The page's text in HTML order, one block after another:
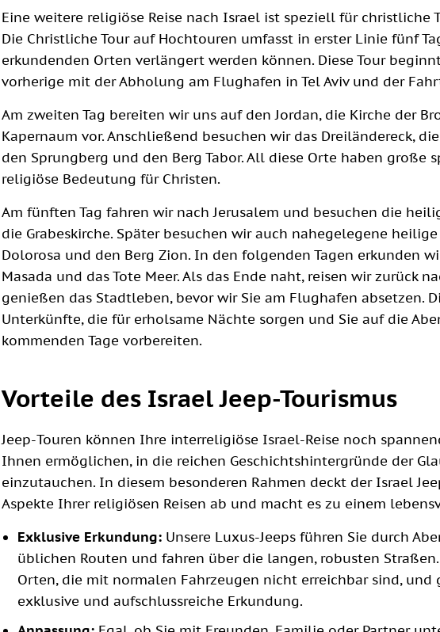
Eine weitere religiöse Reise nach Israel ist speziell für christliche
Die Christliche Tour auf Hochtouren umfasst in erster Linie fünf
erkundenden Orten verlängert werden können. Diese Tour
vorherige mit der Abholung am Flughafen in Tel Aviv und der
Am zweiten Tag bereiten wir uns auf den Jordan, die Kirche der
Kapernaum vor. Anschließend besuchen wir das Dreiländereck,
den Sprungberg und den Berg Tabor. All diese Orte haben große
religiöse Bedeutung für Christen.
Am fünften Tag fahren wir nach Jerusalem und besuchen die
die Grabeskirche. Später besuchen wir auch nahegelegene
Dolorosa und den Berg Zion. In den folgenden Tagen erkunden
Masada und das Tote Meer. Als das Ende naht, reisen wir zurück
genießen das Stadtleben, bevor wir Sie am Flughafen absetzen.
Unterkünfte, die für erholsame Nächte sorgen und Sie auf die
kommenden Tage vorbereiten.
Vorteile des Israel Jeep-Tourismus
Jeep-Touren können Ihre interreligiöse Israel-Reise noch
Ihnen ermöglichen, in die reichen Geschichtshintergründe der
einzutauchen. In diesem besonderen Rahmen deckt der Israel
Aspekte Ihrer religiösen Reisen ab und macht es zu einem
Exklusive Erkundung: Unsere Luxus-Jeeps führen Sie durch
üblichen Routen und fahren über die langen, robusten
Orten, die mit normalen Fahrzeugen nicht erreichbar sind, und
exklusive und aufschlussreiche Erkundung.